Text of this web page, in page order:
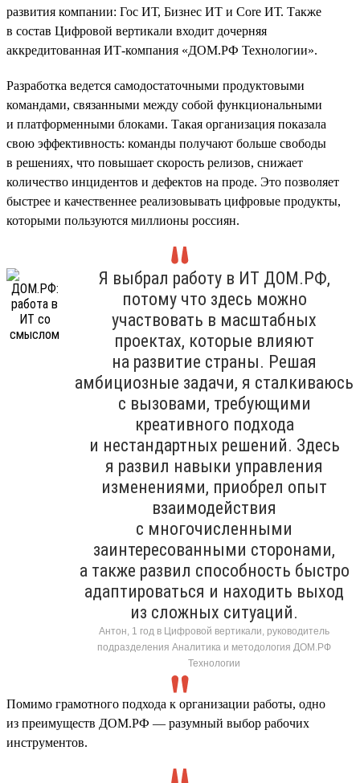
развития компании: Гос ИТ, Бизнес ИТ и Core ИТ. Также
в состав Цифровой вертикали входит дочерняя
аккредитованная ИТ-компания «ДОМ.РФ Технологии».
Разработка ведется самодостаточными продуктовыми
командами, связанными между собой функциональными
и платформенными блоками. Такая организация показала
свою эффективность: команды получают больше свободы
в решениях, что повышает скорость релизов, снижает
количество инцидентов и дефектов на проде. Это позволяет
быстрее и качественнее реализовывать цифровые продукты,
которыми пользуются миллионы россиян.
Я выбрал работу в ИТ ДОМ.РФ,
потому что здесь можно
участвовать в масштабных
проектах, которые влияют
на развитие страны. Решая
амбициозные задачи, я сталкиваюсь
с вызовами, требующими
креативного подхода
и нестандартных решений. Здесь
я развил навыки управления
изменениями, приобрел опыт
взаимодействия
с многочисленными
заинтересованными сторонами,
а также развил способность быстро
адаптироваться и находить выход
из сложных ситуаций.
Антон, 1 год в Цифровой вертикали, руководитель
подразделения Аналитика и методология ДОМ.РФ
Технологии
Помимо грамотного подхода к организации работы, одно
из преимуществ ДОМ.РФ — разумный выбор рабочих
инструментов.